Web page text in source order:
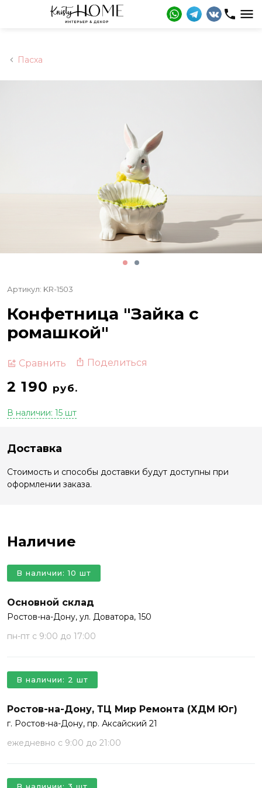
Пасха
Артикул: KR-1503
Конфетница "Зайка с
ромашкой"
Сравнить Поделиться
2 190 руб.
В наличии: 15 шт
Доставка
Стоимость и способы доставки будут доступны при
оформлении заказа.
Наличие
Основной склад
Ростов-на-Дону, ул. Доватора, 150
пн-пт с 9:00 до 17:00
В наличии: 10 шт
Ростов-на-Дону, ТЦ Мир Ремонта (ХДМ Юг)
г. Ростов-на-Дону, пр. Аксайский 21
ежедневно с 9:00 до 21:00
В наличии: 2 шт